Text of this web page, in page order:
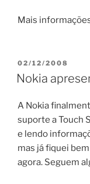
Mais
POSTED
ON
02/12/2008
Nokia
A Nokia
suporte a Touch
e lendo
mas já fiquei
agora. Seguem